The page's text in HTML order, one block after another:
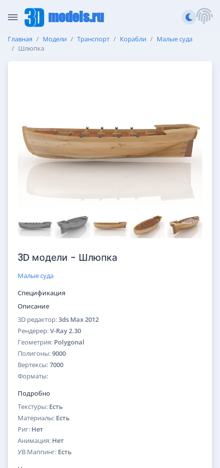
models.ru
Главная Модели Транспорт Корабли
Малые суда
Шлюпка
3D модели - Шлюпка
Малые суда
Спецификация
Описание
3D редактор:3ds Max 2012
Рендерер:V-Ray 2.30
Геометрия: Polygonal
Полигоны:9000
Вертексы:7000
Форматы:
Подробно
Текстуры: Есть
Материалы: Есть
Риг: Нет
Анимация: Нет
УВ Маппинг: Есть